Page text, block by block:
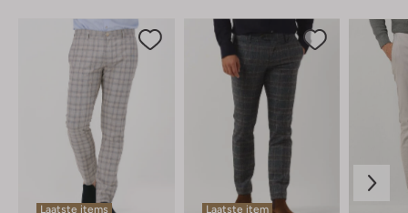
Laatste items
Laatste item